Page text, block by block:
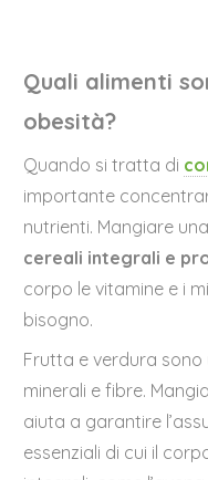
Quali alimenti
obesità?
Quando si tratta di
importante
nutrienti. Mangiare
cereali integrali e
corpo le vitamine e i
bisogno.
Frutta e verdura sono
minerali e fibre.
aiuta a garantire
essenziali di cui il